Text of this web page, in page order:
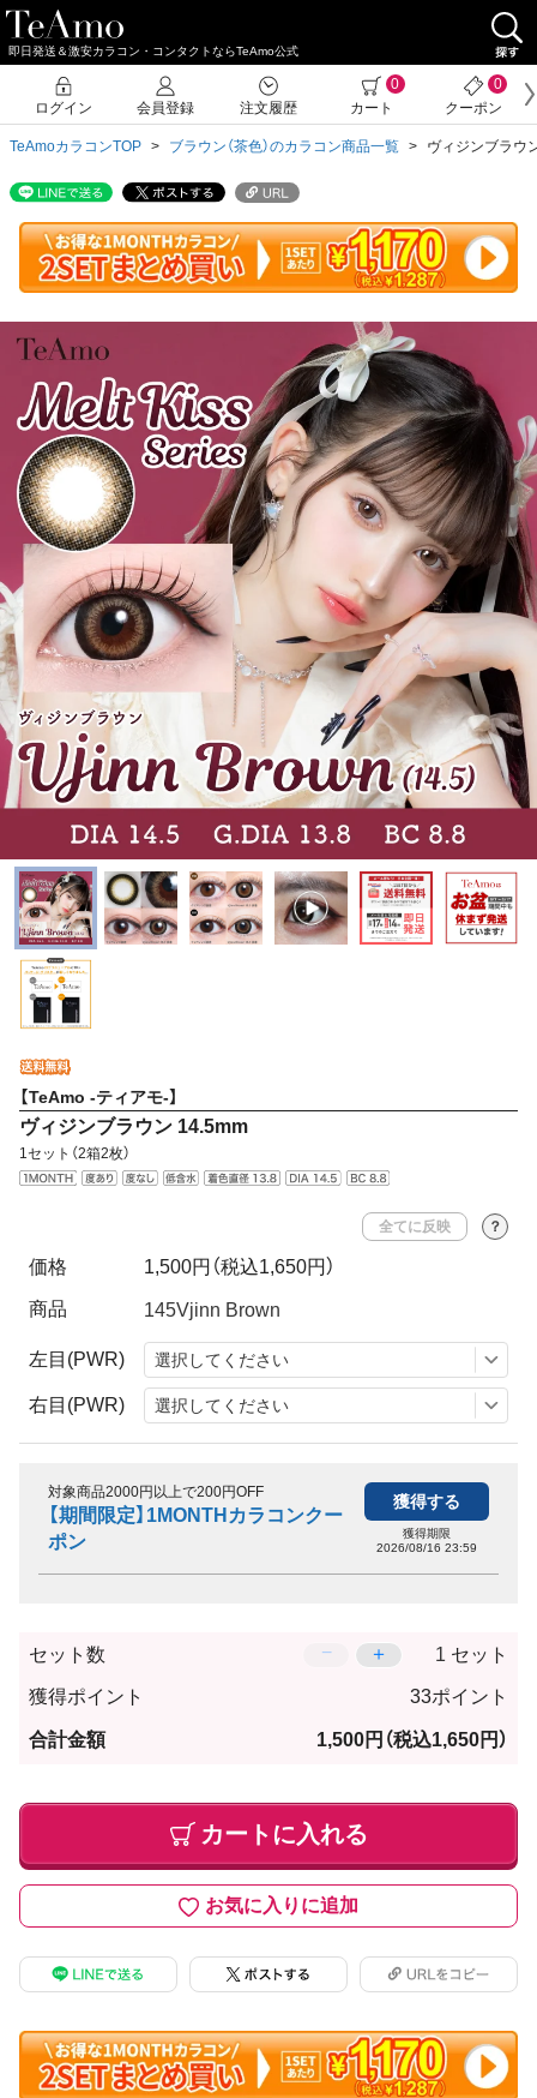
即日発送＆激安カラコン・コンタクトならTeAmo公式
TeAmoカラコンTOP ブラウン（茶色）のカラコン商品一覧 ヴィジンブラウ
【TeAmo -ティアモ-】
ヴィジンブラウン 14.5mm
1セット（2箱2枚）
全てに反映 ？
価格 1,500円 （税込1,650円）
商品
左目(PWR)
右目(PWR)
対象商品2000円以上で200円OFF
【期間限定】1MONTHカラコンクー
ポン
獲得する
獲得期限
2026/08/16 23:59
セット数 − ＋ セット
獲得ポイント 33ポイント
合計金額 1,500円 （税込1,650円）
カートに入れる
お気に入りに追加
ログイン 会員登録 注文履歴
0
カート
0
クーポン
クーポン詳細